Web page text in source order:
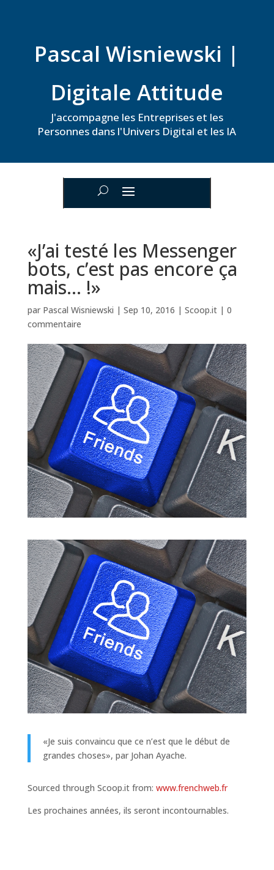
Pascal Wisniewski |
Digitale Attitude
J'accompagne les Entreprises et les
Personnes dans l'Univers Digital et les IA
«J’ai testé les Messenger
bots, c’est pas encore ça
mais… !»
par Pascal Wisniewski | Sep 10, 2016 | Scoop.it| 0
commentaire
«Je suis convaincu que ce n’est que le début de
grandes choses», par Johan Ayache.
Sourced through Scoop.it from: www.frenchweb.fr
Les prochaines années, ils seront incontournables.